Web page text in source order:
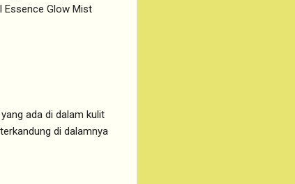
Glow Mist
ada di dalam kulit
di dalamnya